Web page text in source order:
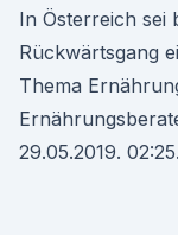
In Österreich sei
Rückwärtsgang
Thema
29.05.2019. 02:25.